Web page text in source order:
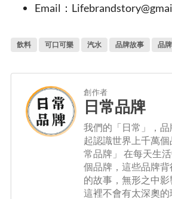
Email：
飲料 可口可樂 汽水 品牌故事 品牌
創作者
日常品牌
我們的「日常」，
起認識世界上千萬
常品牌」 在每天生
個品牌，這些品牌
的故事，無形之中
這裡不會有太深奧